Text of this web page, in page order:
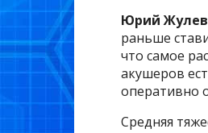
Юрий
раньше
что самое
акушеров
оперативно
Средняя